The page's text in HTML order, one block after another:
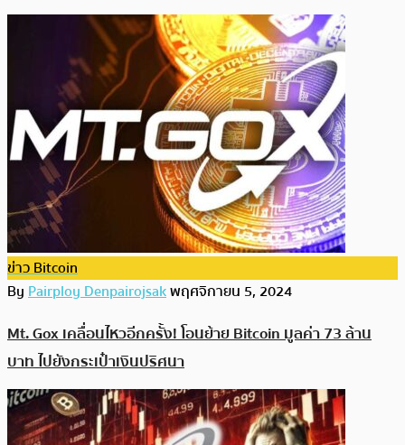
ข่าว Bitcoin
ByPairploy Denpairojsakพฤศจิกายน 5, 2024
Mt. Gox เคลื่อนไหวอีกครั้ง! โอนย้าย Bitcoin มูลค่า 73 ล้าน
บาท ไปยังกระเป๋าเงินปริศนา